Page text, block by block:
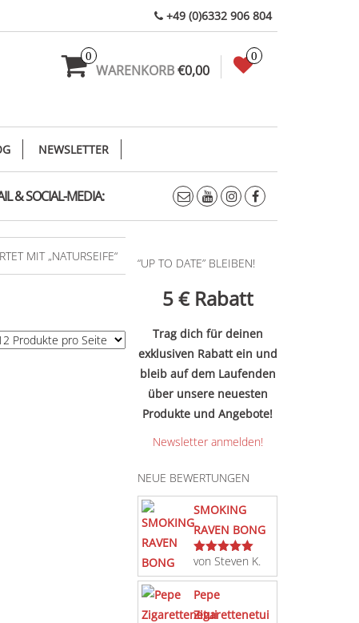
+49 (0)6332 906 804
0
WARENKORB€0,00
0
NEWSLETTER
& SOCIAL-MEDIA:
MIT „NATURSEIFE“ “UP TO DATE” BLEIBEN!
5 € Rabatt
Trag dich für deinen
exklusiven Rabatt ein und
bleib auf dem Laufenden
über unsere neuesten
Produkte und Angebote!
Newsletter anmelden!
NEUE BEWERTUNGEN
SMOKING
RAVEN BONG
Bewertet
mit5von 5
von Steven K.
Pepe
Zigarettenetui